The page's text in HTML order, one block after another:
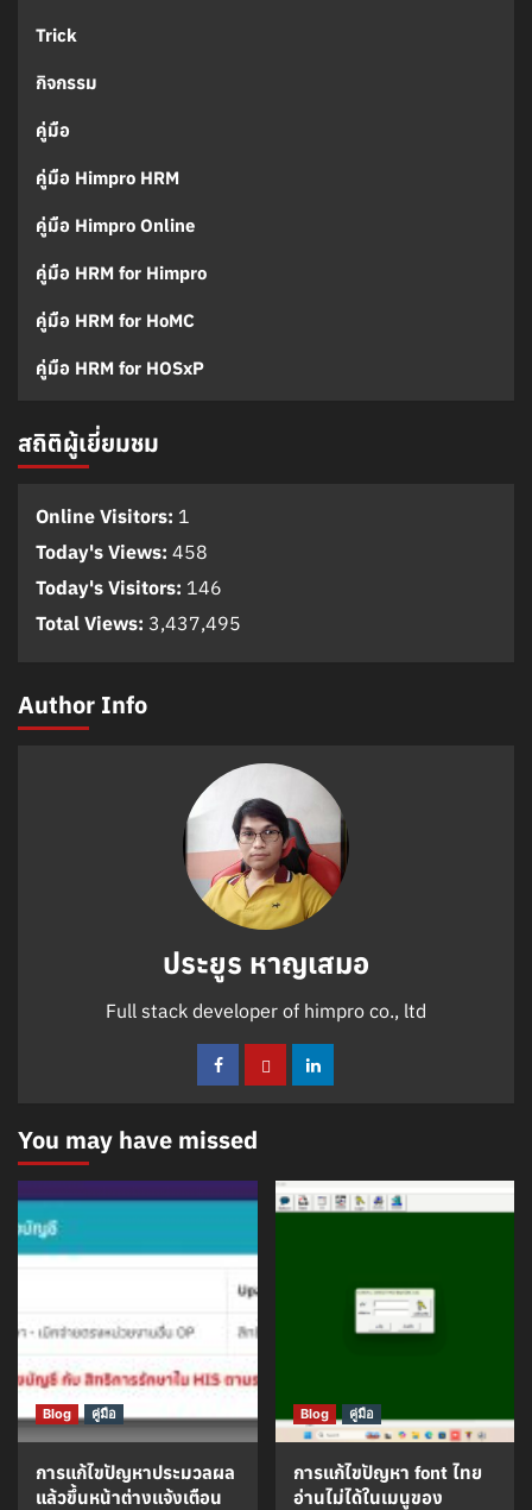
Trick
กิจกรรม
คู่มือ
คู่มือ Himpro HRM
คู่มือ Himpro Online
คู่มือ HRM for Himpro
คู่มือ HRM for HoMC
คู่มือ HRM for HOSxP
สถิติผู้เยี่ยมชม
Online Visitors: 1
Today's Views: 458
Today's Visitors: 146
Total Views: 3,437,495
Author Info
ประยูร หาญเสมอ
Full stack developer of himpro co., ltd
You may have missed
Blog คู่มือ
การแก้ไขปัญหาประมวลผล
แล้วขึ้นหน้าต่างแจ้งเตือน
Blog คู่มือ
การแก้ไขปัญหา font ไทย
อ่านไม่ได้ในเมนูของ